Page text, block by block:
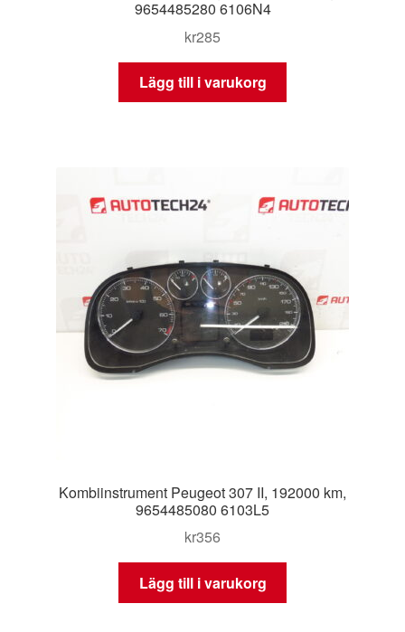
9654485280 6106N4
kr285
Lägg till i varukorg
Kombiinstrument Peugeot 307 II, 192000 km,
9654485080 6103L5
kr356
Lägg till i varukorg